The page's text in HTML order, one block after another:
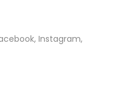
Instagram,